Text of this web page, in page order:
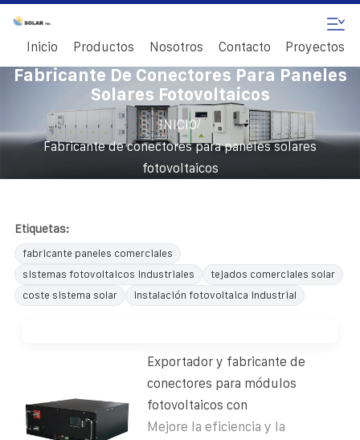
Inicio Productos Nosotros Contacto Proyectos
Fabricante De Conectores Para Paneles
Solares Fotovoltaicos
INICIO/
Fabricante de conectores para paneles solares
fotovoltaicos
Etiquetas:
fabricante paneles comerciales
sistemas fotovoltaicos industriales
tejados comerciales solar
coste sistema solar
instalación fotovoltaica industrial
Exportador y fabricante de
conectores para módulos
fotovoltaicos con
Mejore la eficiencia y la